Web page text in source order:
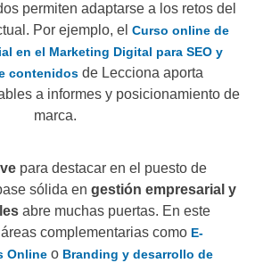
permiten adaptarse a los retos del
Por ejemplo, el Curso online de
en el Marketing Digital para SEO y
contenidosde Lecciona aporta
a informes y posicionamiento de
marca.
para destacar en el puesto de
sólida en gestión empresarial y
abre muchas puertas. En este
complementarias como E-
Online o Branding y desarrollo de